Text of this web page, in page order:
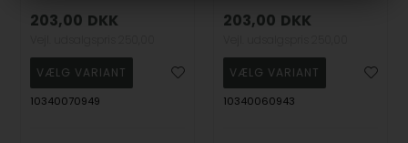
203,00 DKK
10340070949
203,00 DKK
10340060943